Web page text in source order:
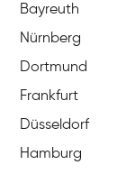
Bayreuth
Nürnberg
Dortmund
Frankfurt
Düsseldorf
Hamburg